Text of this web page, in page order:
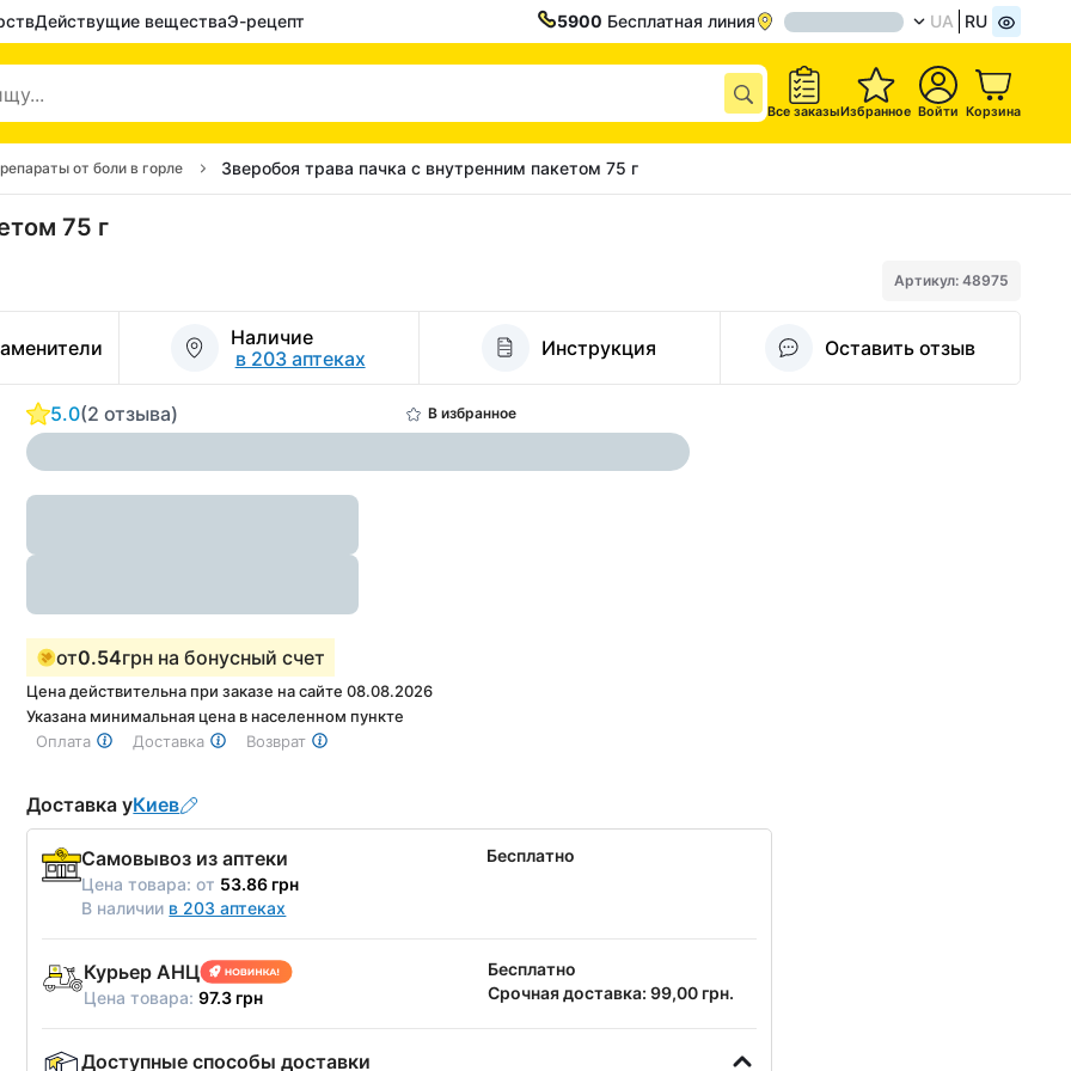
Действущие веществаЭ-рецепт 5900 Бесплатная линия UA RU
Все заказыИзбранное Войти Корзина
от боли в горле Зверобоя трава пачка с внутренним пакетом 75 г
75 г
Артикул: 48975
Наличие
в 203 аптеках
Инструкция Оставить отзыв
5.0(2 отзыва) В избранное
от0.54грн на бонусный счет
Цена действительна при заказе на сайте 08.08.2026
Указана минимальная цена в населенном пункте
Оплата
Доставка Возврат
Доставка уКиев
Самовывоз из аптеки
Цена товара:от 53.86 грн
В наличии в 203 аптеках
Бесплатно
Курьер АНЦ
Цена товара:97.3 грн
Бесплатно
Срочная доставка: 99,00 грн.
Доступные способы доставки